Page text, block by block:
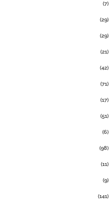
(7)
(29)
(29)
(21)
(42)
(71)
(17)
(51)
(6)
(98)
(11)
(9)
(141)